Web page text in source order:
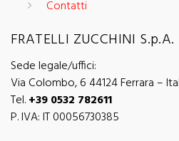
Contatti
FRATELLI ZUCCHINI S.p.A.
Sede legale/uffici:
Via Colombo, 6 44124 Ferrara –
Tel.+39 0532 782611
P. IVA: IT 00056730385